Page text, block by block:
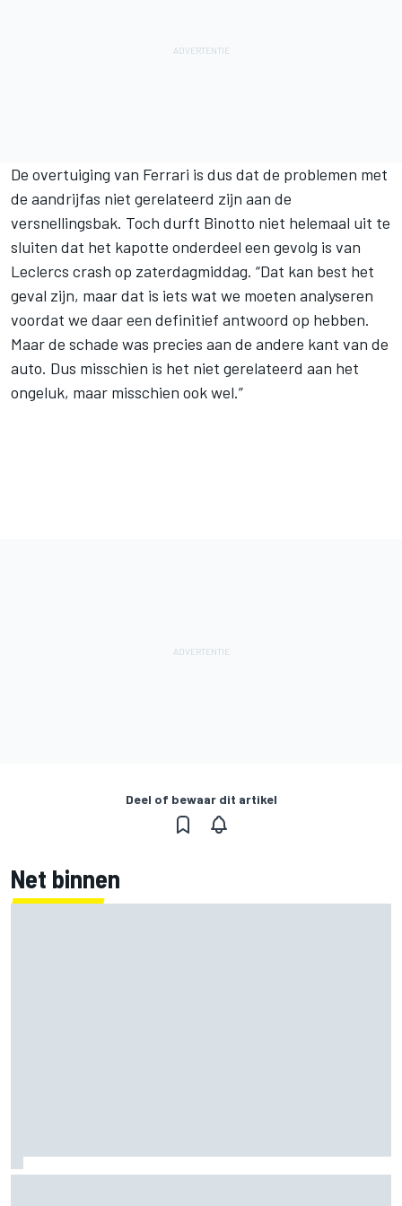
De overtuiging van Ferrari is dus dat de problemen met
de aandrijfas niet gerelateerd zijn aan de
versnellingsbak. Toch durft Binotto niet helemaal uit te
sluiten dat het kapotte onderdeel een gevolg is van
Leclercs crash op zaterdagmiddag. “Dat kan best het
geval zijn, maar dat is iets wat we moeten analyseren
voordat we daar een definitief antwoord op hebben.
Maar de schade was precies aan de andere kant van de
auto. Dus misschien is het niet gerelateerd aan het
ongeluk, maar misschien ook wel.”
Deel of bewaar dit artikel
Net binnen